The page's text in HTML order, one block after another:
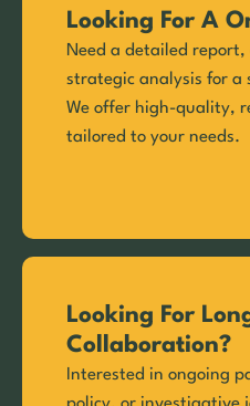
Looking For A
Need a detailed
strategic analysis for a
We offer high-quality,
tailored to your needs.
Looking For
Collaboration?
Interested in ongoing